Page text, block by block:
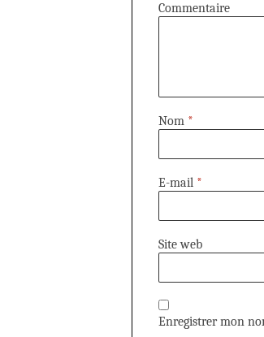
Commentaire
Nom *
E-mail *
Site web
Enregistrer mon